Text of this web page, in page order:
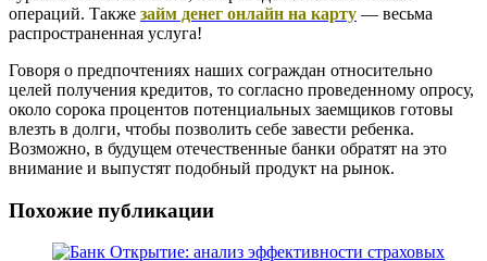
операций. Также займ денег онлайн на карту — весьма
распространенная услуга!
Говоря о предпочтениях наших сограждан относительно
целей получения кредитов, то согласно проведенному опросу,
около сорока процентов потенциальных заемщиков готовы
влезть в долги, чтобы позволить себе завести ребенка.
Возможно, в будущем отечественные банки обратят на это
внимание и выпустят подобный продукт на рынок.
Похожие публикации